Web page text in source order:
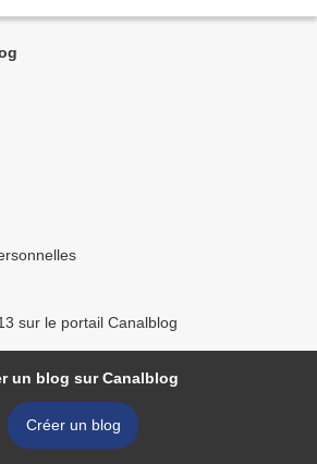
sur le portail Canalblog
un blog sur Canalblog
Créer un blog